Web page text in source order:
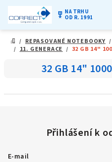
obsah
military_tech NA TRHU
OD R. 1991
DOMŮ
/ REPASOVANÉ NOTEBOOKY /
/ 11. GENERACE / 32 GB 14"
32 GB 14"
E-mail